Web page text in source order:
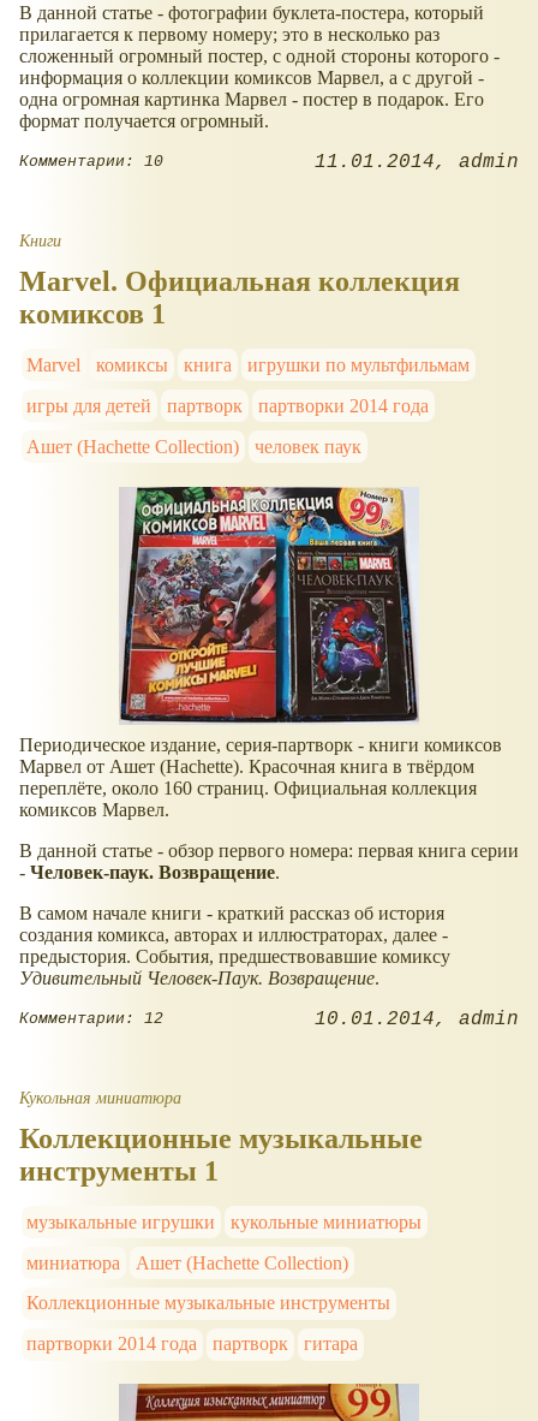
В данной статье - фотографии буклета-постера, который
прилагается к первому номеру; это в несколько раз
сложенный огромный постер, с одной стороны которого -
информация о коллекции комиксов Марвел, а с другой -
одна огромная картинка Марвел - постер в подарок. Его
формат получается огромный.
Комментарии: 10 11.01.2014 admin
Книги
Marvel. Официальная коллекция
комиксов 1
Marvel комиксы книга
игрушки по мультфильмам
игры для детей
партворк
партворки 2014 года
Ашет (Hachette Collection)
человек паук
Периодическое издание, серия-партворк - книги комиксов
Марвел от Ашет (Hachette). Красочная книга в твёрдом
переплёте, около 160 страниц. Официальная коллекция
комиксов Марвел.
В данной статье - обзор первого номера: первая книга серии
- Человек-паук. Возвращение.
В самом начале книги - краткий рассказ об история
создания комикса, авторах и иллюстраторах, далее -
предыстория. События, предшествовавшие комиксу
Удивительный Человек-Паук. Возвращение.
Комментарии: 12 10.01.2014 admin
Кукольная миниатюра
Коллекционные музыкальные
инструменты 1
музыкальные игрушки
кукольные миниатюры
миниатюра
Ашет (Hachette Collection)
Коллекционные музыкальные инструменты
партворки 2014 года
партворк гитара